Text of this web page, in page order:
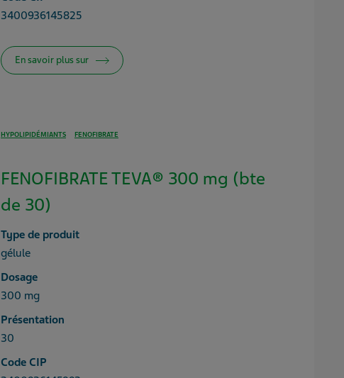
3400936145825
En savoir plus sur
HYPOLIPIDÉMIANTS FENOFIBRATE
FENOFIBRATE TEVA® 300 mg (bte
de 30)
Type de produit
gélule
Dosage
300 mg
Présentation
30
Code CIP